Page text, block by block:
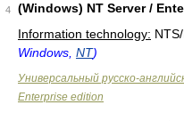
4
(Windows) NT Server /
Information technology:
Windows, NT)
Универсальный русско-
Enterprise edition